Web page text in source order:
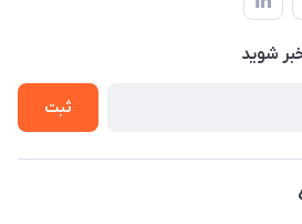
شوید
ثبت